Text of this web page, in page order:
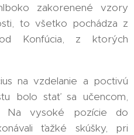
zakorenené vzory
to všetko pochádza z
Konfúcia, z ktorých
na vzdelanie a poctivú
bolo stať sa učencom,
Na vysoké pozície do
ťažké skúšky, pri